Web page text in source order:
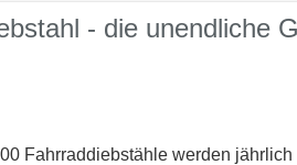
- die unendliche
Fahrraddiebstähle werden